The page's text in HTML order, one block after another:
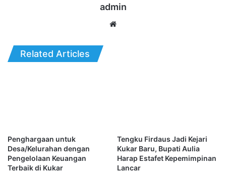
admin
Related Articles
Penghargaan untuk
Desa/Kelurahan dengan
Pengelolaan Keuangan
Terbaik di Kukar
Tengku Firdaus Jadi Kejari
Kukar Baru, Bupati Aulia
Harap Estafet Kepemimpinan
Lancar